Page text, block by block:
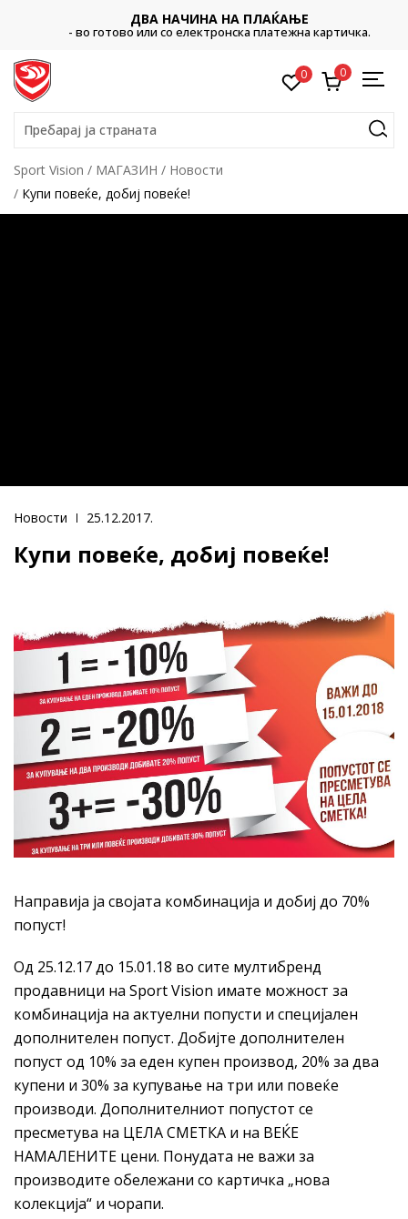
ДВА НАЧИНА НА ПЛАЌАЊЕ
- во готово или со електронска платежна картичка.
0 0
Пребарај ја страната
Sport Vision МАГАЗИН
Новости
Купи повеќе, добиј повеќе!
Новости 25.12.2017.
Купи повеќе, добиј повеќе!
Направија ја својата комбинација и добиј до 70%
попуст!
Од 25.12.17 до 15.01.18 во сите мултибренд
продавници на Sport Vision имате можност за
комбинација на актуелни попусти и специјален
дополнителен попуст. Добијте дополнителен
попуст од 10% за еден купен производ, 20% за два
купени и 30% за купување на три или повеќе
производи. Дополнителниот попустот се
пресметува на ЦЕЛА СМЕТКА и на ВЕЌЕ
НАМАЛЕНИТЕ цени. Понудата не важи за
производите обележани со картичка „нова
колекција“ и чорапи.